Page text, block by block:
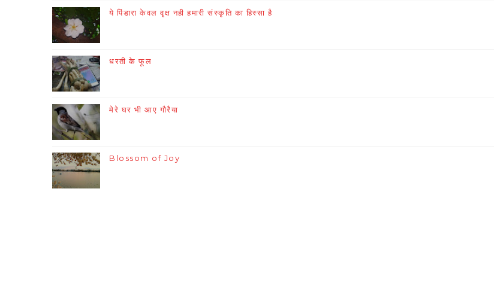
ये पिंडारा केवल वृक्ष नही हमारी संस्कृति का हिस्सा है
धरती के फूल
मेरे घर भी आए गौरैया
Blossom of Joy